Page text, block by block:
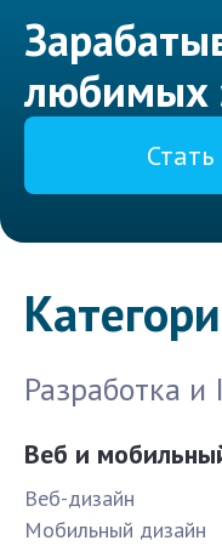
любимых
Разработка и
Веб и
Веб-дизайн
Мобильный дизайн